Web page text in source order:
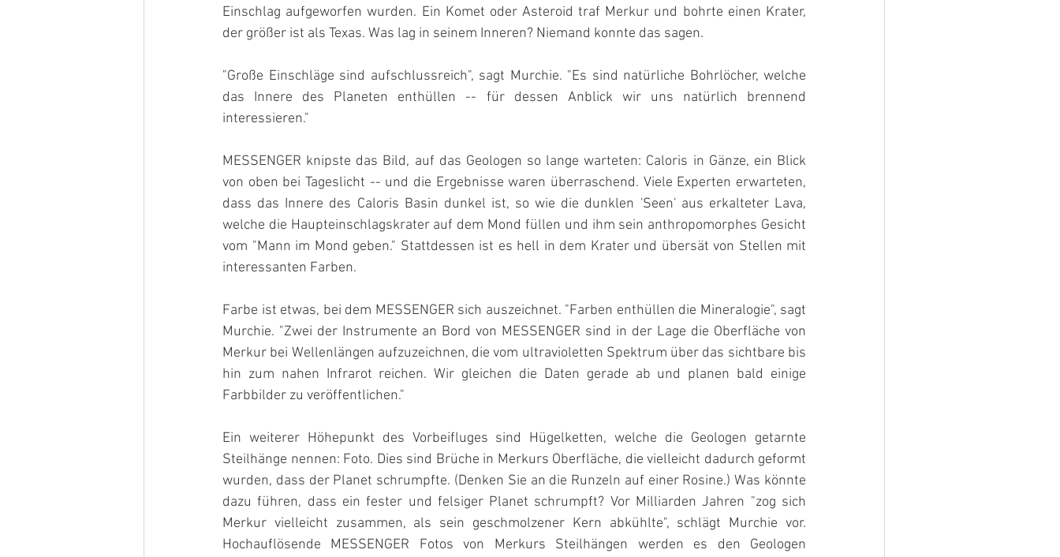
Einschlag aufgeworfen wurden. Ein Komet oder Asteroid traf Merkur und bohrte einen Krater,
der größer ist als Texas. Was lag in seinem Inneren? Niemand konnte das sagen.
"Große Einschläge sind aufschlussreich", sagt Murchie. "Es sind natürliche Bohrlöcher, welche
das Innere des Planeten enthüllen -- für dessen Anblick wir uns natürlich brennend
interessieren."
MESSENGER knipste das Bild, auf das Geologen so lange warteten: Caloris in Gänze, ein Blick
von oben bei Tageslicht -- und die Ergebnisse waren überraschend. Viele Experten erwarteten,
dass das Innere des Caloris Basin dunkel ist, so wie die dunklen 'Seen' aus erkalteter Lava,
welche die Haupteinschlagskrater auf dem Mond füllen und ihm sein anthropomorphes Gesicht
vom "Mann im Mond geben." Stattdessen ist es hell in dem Krater und übersät von Stellen mit
interessanten Farben.
Farbe ist etwas, bei dem MESSENGER sich auszeichnet. "Farben enthüllen die Mineralogie", sagt
Murchie. "Zwei der Instrumente an Bord von MESSENGER sind in der Lage die Oberfläche von
Merkur bei Wellenlängen aufzuzeichnen, die vom ultravioletten Spektrum über das sichtbare bis
hin zum nahen Infrarot reichen. Wir gleichen die Daten gerade ab und planen bald einige
Farbbilder zu veröffentlichen."
Ein weiterer Höhepunkt des Vorbeifluges sind Hügelketten, welche die Geologen getarnte
Steilhänge nennen: Foto. Dies sind Brüche in Merkurs Oberfläche, die vielleicht dadurch geformt
wurden, dass der Planet schrumpfte. (Denken Sie an die Runzeln auf einer Rosine.) Was könnte
dazu führen, dass ein fester und felsiger Planet schrumpft? Vor Milliarden Jahren "zog sich
Merkur vielleicht zusammen, als sein geschmolzener Kern abkühlte", schlägt Murchie vor.
Hochauflösende MESSENGER Fotos von Merkurs Steilhängen werden es den Geologen